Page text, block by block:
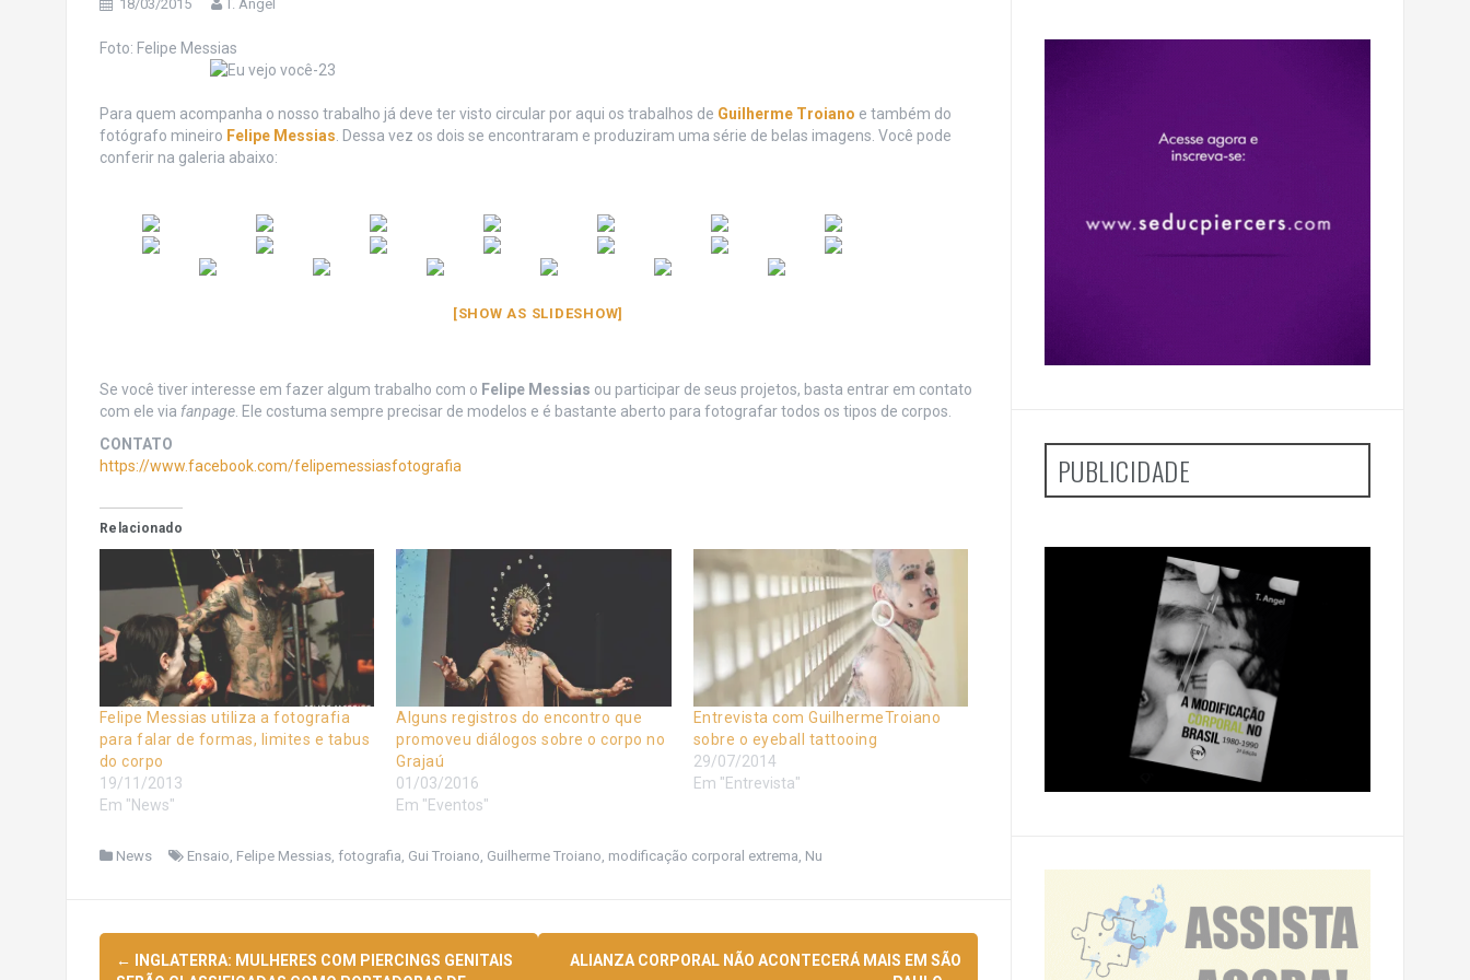
18/03/2015 T. Angel
Foto: Felipe Messias
Para quem acompanha o nosso trabalho já deve ter visto circular por aqui os trabalhos de Guilherme Troiano e também do
fotógrafo mineiro Felipe Messias . Dessa vez os dois se encontraram e produziram uma série de belas imagens. Você pode
conferir na galeria abaixo:
[SHOW AS SLIDESHOW]
Se você tiver interesse em fazer algum trabalho com o Felipe Messias ou participar de seus projetos, basta entrar em contato
com ele via fanpage. Ele costuma sempre precisar de modelos e é bastante aberto para fotografar todos os tipos de corpos.
CONTATO
https://www.facebook.com/felipemessiasfotografia
Relacionado
Felipe Messias utiliza a fotografia
para falar de formas, limites e tabus
do corpo
19/11/2013
Em "News"
Alguns registros do encontro que
promoveu diálogos sobre o corpo no
Grajaú
01/03/2016
Em "Eventos"
Entrevista com GuilhermeTroiano
sobre o eyeball tattooing
29/07/2014
Em "Entrevista"
News Ensaio Felipe Messias, fotografia Gui Troiano Guilherme Troiano modificação corporal extrema Nu
Navegação
← INGLATERRA: MULHERES COM PIERCINGS GENITAIS
ALIANZA CORPORAL NÃO ACONTECERÁ MAIS EM SÃO
PUBLICIDADE